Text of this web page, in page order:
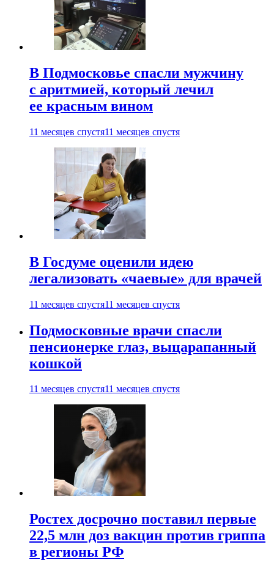
В Подмосковье спасли мужчину
с аритмией, который лечил
ее красным вином
11 месяцев спустя11 месяцев спустя
В Госдуме оценили идею
легализовать «чаевые» для врачей
11 месяцев спустя11 месяцев спустя
Подмосковные врачи спасли
пенсионерке глаз, выцарапанный
кошкой
11 месяцев спустя11 месяцев спустя
Ростех досрочно поставил первые
22,5 млн доз вакцин против гриппа
в регионы РФ